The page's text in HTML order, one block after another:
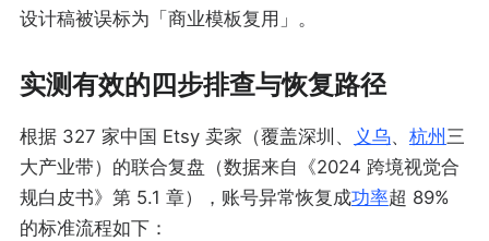
设计稿被误标为「商业模板复用」。
实测有效的四步排查与恢复路径
根据 327 家中国 Etsy 卖家（覆盖深圳、 义乌、 杭州 三
大产业带）的联合复盘（数据来自《2024 跨境视觉合
规白皮书》第 5.1 章），账号异常恢复成功率超 89%
的标准流程如下：